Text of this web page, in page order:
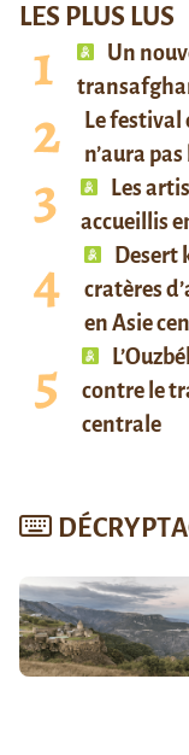
LES PLUS LUS
Un
Le festival
n’aura
Les
accueillis
Desert
cratères
en Asie
contre le
centrale